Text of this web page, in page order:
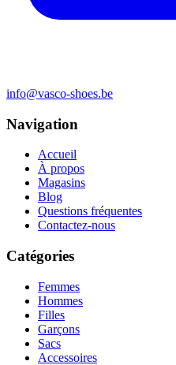
info@vasco-shoes.be
Navigation
Accueil
À propos
Magasins
Blog
Questions fréquentes
Contactez-nous
Catégories
Femmes
Hommes
Filles
Garçons
Sacs
Accessoires